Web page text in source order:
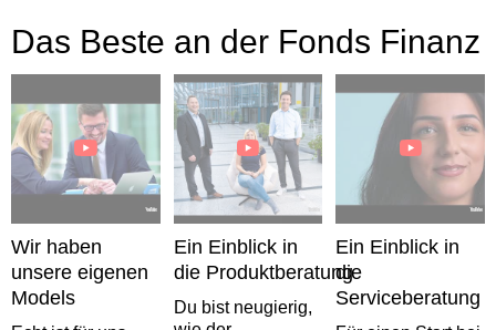
Das Beste an der Fonds Finanz
Wir haben
unsere eigenen
Models
Ein Einblick in
die Produktberatung
Du bist neugierig,
Ein Einblick in
die
Serviceberatung